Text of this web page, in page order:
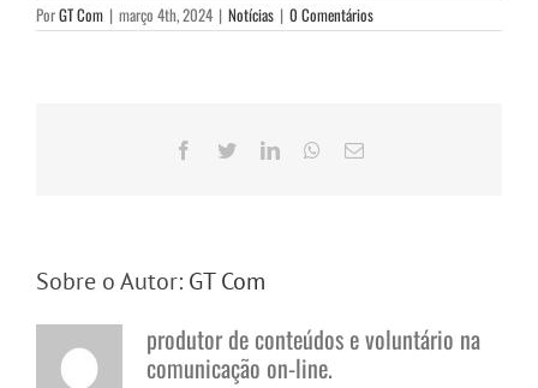
PorGT Com | março 4th, 2024 | Notícias | 0 Comentários
Facebook
TwitterLinkedInWhatsApp
E-
Sobre o Autor: GT Com
produtor de conteúdos e voluntário na
comunicação on-line.